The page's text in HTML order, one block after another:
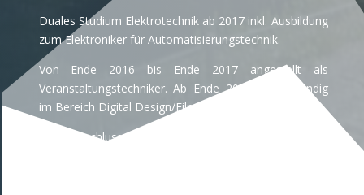
Duales Studium Elektrotechnik ab 2017 inkl. Ausbildung
zum Elektroniker für Automatisierungstechnik.
Von Ende 2016 bis Ende 2017 angestellt als
Veranstaltungstechniker. Ab Ende 2017 Selbstständig
im Bereich Digital Design/Film/Veranstaltungstechnik.
2021 Abschluss der Ausbildung zum Elektroniker für